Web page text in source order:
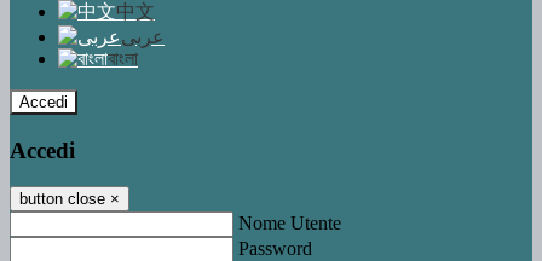
中文
عربى
বাংলা
Accedi
Accedi
button close ×
Nome Utente
Password